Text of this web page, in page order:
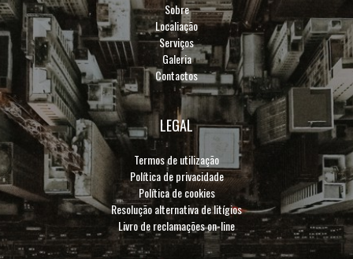
Sobre
Localiação
Serviços
Galeria
Contactos
LEGAL
Termos de utilização
Política de privacidade
Política de cookies
Resolução alternativa de litígios
Livro de reclamações on-line